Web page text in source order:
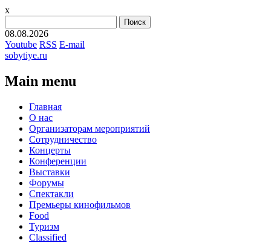
x
08.08.2026
Youtube RSS E-mail
sobytiye.ru
Main menu
Skip
content
Главная
О нас
Организаторам мероприятий
Сотрудничество
Концерты
Конференции
Выставки
Форумы
Спектакли
Премьеры кинофильмов
Food
Туризм
Сlassified